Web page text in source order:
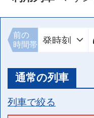
前の
時間帯
通常の列車
列車で絞る